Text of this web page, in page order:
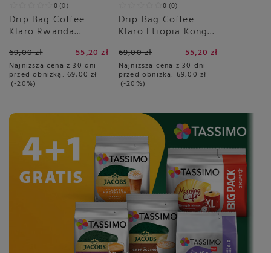
0 0
Drip Bag Coffee
Klaro Rwanda
69,00 zł 55,20 zł
Najniższa cena z 30 dni
przed obniżką: 69,00 zł
-20%
0 0
Drip Bag Coffee
Klaro Etiopia Konga
69,00 zł 55,20 zł
Najniższa cena z 30 dni
przed obniżką: 69,00 zł
-20%